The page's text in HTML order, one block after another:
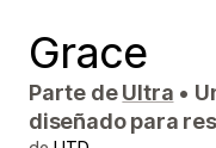
Grace
Parte deUltra •
diseñado para